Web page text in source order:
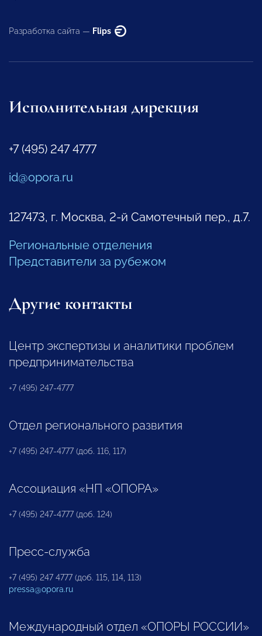
Разработка сайта — Flips
Исполнительная дирекция
+7 (495) 247 4777
id@opora.ru
127473, г. Москва, 2-й Самотечный пер., д.7.
Региональные отделения
Представители за рубежом
Другие контакты
Центр экспертизы и аналитики проблем
предпринимательства
+7 (495) 247-4777
Отдел регионального развития
+7 (495) 247-4777 (доб. 116, 117)
Ассоциация «НП «ОПОРА»
+7 (495) 247-4777 (доб. 124)
Пресс-служба
+7 (495) 247 4777 (доб. 115, 114, 113)
pressa@opora.ru
Международный отдел «ОПОРЫ РОССИИ»